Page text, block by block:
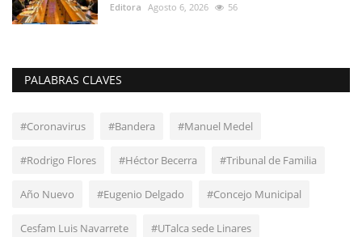
Editora Agosto 6, 2026 56
PALABRAS CLAVES
#Coronavirus #Bandera #Manuel Medel
#Rodrigo Flores #Héctor Becerra #Tribunal de Familia
Año Nuevo #Eugenio Delgado #Concejo Municipal
Cesfam Luis Navarrete #UTalca sede Linares